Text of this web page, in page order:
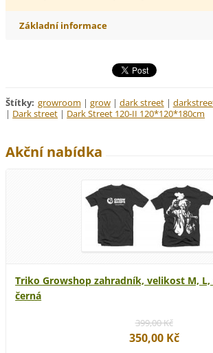
Základní informace
Štítky: growroom | grow | dark street |
| Dark street | Dark Street 120-II 120*120*180cm
Akční nabídka
Triko Growshop zahradník, velikost M, L,
černá
399,00 Kč
350,00 Kč